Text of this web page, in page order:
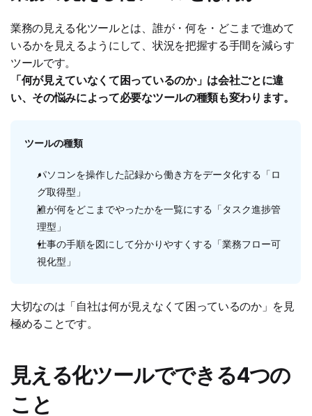
業務の見える化ツールとは、誰が・何を・どこまで進めて
いるかを見えるようにして、状況を把握する手間を減らす
ツールです。
「何が見えていなくて困っているのか」は会社ごとに違
い、その悩みによって必要なツールの種類も変わります。
ツールの種類
パソコンを操作した記録から働き方をデータ化する「ロ
グ取得型」
誰が何をどこまでやったかを一覧にする「タスク進捗管
理型」
仕事の手順を図にして分かりやすくする「業務フロー可
視化型」
大切なのは「自社は何が見えなくて困っているのか」を見
極めることです。
見える化ツールでできる4つの
こと